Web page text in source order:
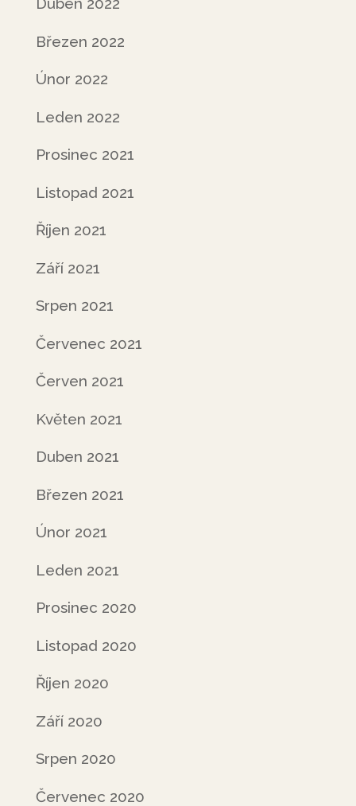
Březen 2022
Únor 2022
Leden 2022
Prosinec 2021
Listopad 2021
Říjen 2021
Září 2021
Srpen 2021
Červenec 2021
Červen 2021
Květen 2021
Duben 2021
Březen 2021
Únor 2021
Leden 2021
Prosinec 2020
Listopad 2020
Říjen 2020
Září 2020
Srpen 2020
Červenec 2020